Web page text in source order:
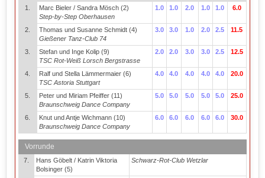
1.
Marc Bieler / Sandra Mösch (2)
Step-by-Step Oberhausen
1.0 1.0 2.0 1.0 1.0 6.0
2.
Thomas und Susanne Schmidt (4)
Gießener Tanz-Club 74
3.0 3.0 1.0 2.0 2.5 11.5
3.
Stefan und Inge Kolip (9)
TSC Rot-Weiß Lorsch Bergstrasse
2.0 2.0 3.0 3.0 2.5 12.5
4.
Ralf und Stella Lämmermaier (6)
TSC Astoria Stuttgart
4.0 4.0 4.0 4.0 4.0 20.0
5.
Peter und Miriam Pfeiffer (11)
Braunschweig Dance Company
5.0 5.0 5.0 5.0 5.0 25.0
6.
Knut und Antje Wichmann (10)
Braunschweig Dance Company
6.0 6.0 6.0 6.0 6.0 30.0
Vorrunde
7.
Hans Göbelt / Katrin Viktoria
Bolsinger (5)
Schwarz-Rot-Club Wetzlar